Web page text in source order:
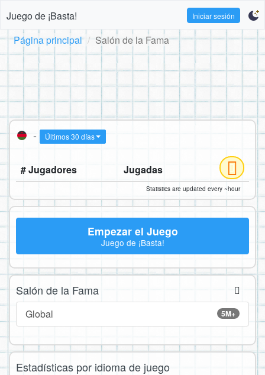
Juego de ¡Basta! Iniciar sesión
Página principal Salón de la Fama
- Últimos 30 días
# Jugadores Jugadas
Statistics are updated every ~hour
Empezar el Juego
Juego de ¡Basta!
Salón de la Fama
5M+
Global
Estadísticas por idioma de juego